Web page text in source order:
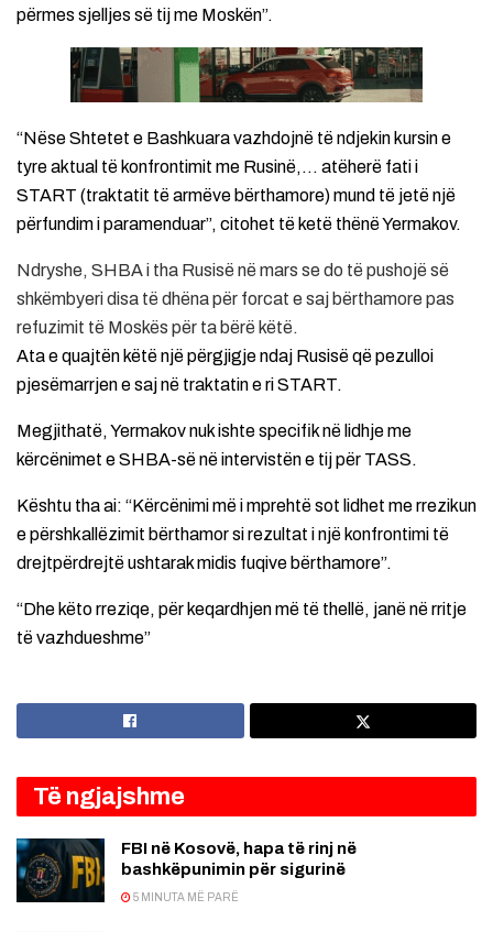
përmes sjelljes së tij me Moskën”.
“Nëse Shtetet e Bashkuara vazhdojnë të ndjekin kursin e
tyre aktual të konfrontimit me Rusinë,… atëherë fati i
START (traktatit të armëve bërthamore) mund të jetë një
përfundim i paramenduar”, citohet të ketë thënë Yermakov.
Ndryshe, SHBA i tha Rusisë në mars se do të pushojë së
shkëmbyeri disa të dhëna për forcat e saj bërthamore pas
refuzimit të Moskës për ta bërë këtë.
Ata e quajtën këtë një përgjigje ndaj Rusisë që pezulloi
pjesëmarrjen e saj në traktatin e ri START.
Megjithatë, Yermakov nuk ishte specifik në lidhje me
kërcënimet e SHBA-së në intervistën e tij për TASS.
Kështu tha ai: “Kërcënimi më i mprehtë sot lidhet me rrezikun
e përshkallëzimit bërthamor si rezultat i një konfrontimi të
drejtpërdrejtë ushtarak midis fuqive bërthamore”.
“Dhe këto rreziqe, për keqardhjen më të thellë, janë në rritje
të vazhdueshme”
Të ngjajshme
FBI në Kosovë, hapa të rinj në
bashkëpunimin për sigurinë
5 MINUTA MË PARË